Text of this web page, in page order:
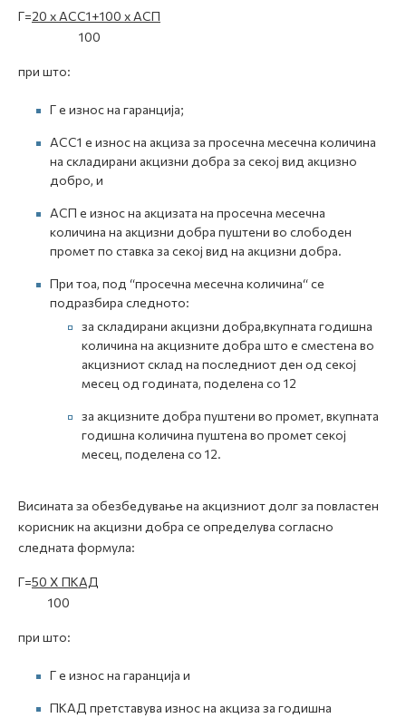
Г=20 x ACC1+100 x АСП
100
при што:
Г е износ на гаранција;
АСС1 е износ на акциза за просечна месечна количина
на складирани акцизни добра за секој вид акцизно
добро, и
АСП е износ на акцизата на просечна месечна
количина на акцизни добра пуштени во слободен
промет по ставка за секој вид на акцизни добра.
При тоа, под “просечна месечна количина“ се
подразбира следното:
за складирани акцизни добра,вкупната годишна
количина на акцизните добра што е сместена во
акцизниот склад на последниот ден од секој
месец од годината, поделена со 12
за акцизните добра пуштени во промет, вкупната
годишна количина пуштена во промет секој
месец, поделена со 12.
Висината за обезбедување на акцизниот долг за повластен
корисник на акцизни добра се определува согласно
следната формула:
Г=50 X ПКАД
100
при што:
Г е износ на гаранција и
ПКАД претставува износ на акциза за годишна